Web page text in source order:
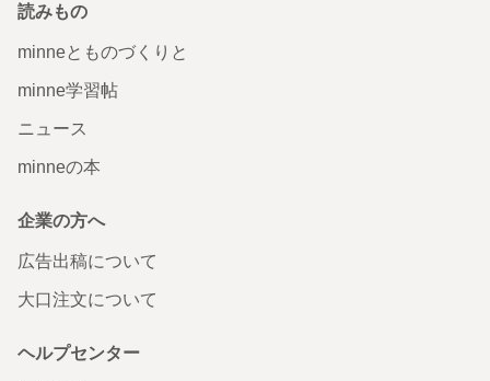
読みもの
minneとものづくりと
minne学習帖
ニュース
minneの本
企業の方へ
広告出稿について
大口注文について
ヘルプセンター